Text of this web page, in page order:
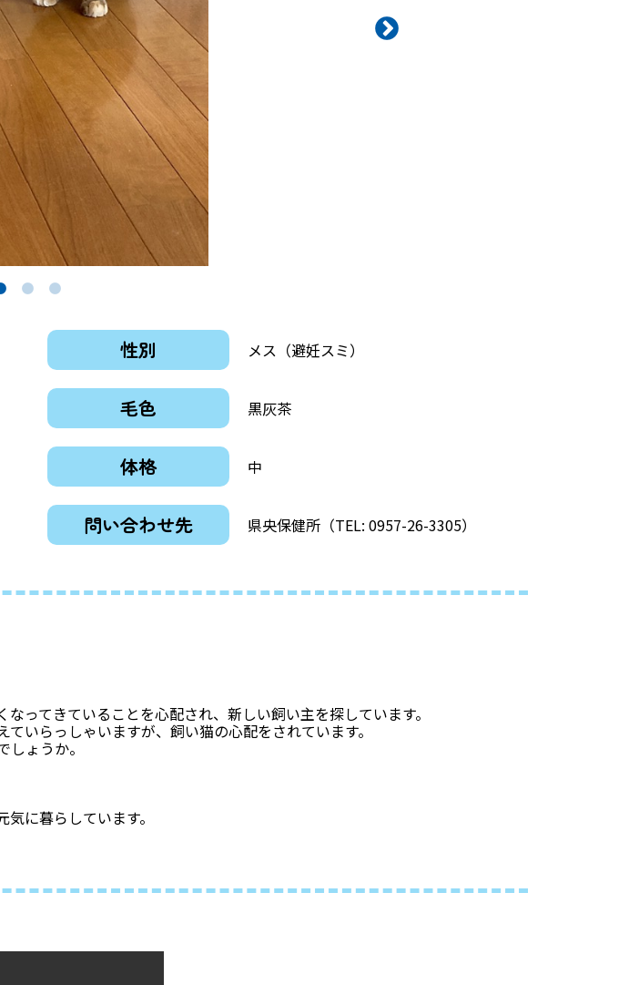
性別 メス（避妊スミ）
毛色 黒灰茶
体格 中
問い合わせ先 県央保健所（TEL: 0957-26-3305）
ってきていることを心配され、新しい飼い主を探しています。
いらっしゃいますが、飼い猫の心配をされています。
ょうか。
に暮らしています。